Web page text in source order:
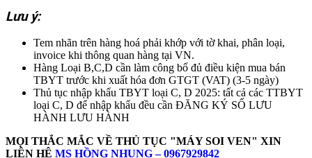
Lưu ý:
Tem nhãn trên hàng hoá phải khớp với tờ khai, phân loại,
invoice khi thông quan hàng tại VN.
Hàng Loại B,C,D cần làm công bố đủ điều kiện mua bán
TBYT trước khi xuất hóa đơn GTGT (VAT) (3-5 ngày)
Thủ tục nhập khẩu TBYT loại C, D 2025: tất cả các TTBYT
loại C, D để nhập khẩu đều cần ĐĂNG KÝ SỐ LƯU
HÀNH LƯU HÀNH
MỌI THẮC MẮC VỀ THỦ TỤC "MÁY SOI VEN" XIN
LIÊN HỆ MS HỒNG NHUNG – 0967929842